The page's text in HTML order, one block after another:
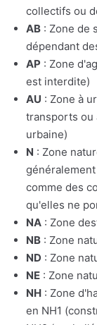
collectifs ou
AB : Zone de
dépendant
AP : Zone
est interdite)
AU : Zone à
transports ou
urbaine)
N : Zone
comme des
qu'elles ne
NA : Zone
NB : Zone
ND : Zone
NE : Zone
NH : Zone
en NH1